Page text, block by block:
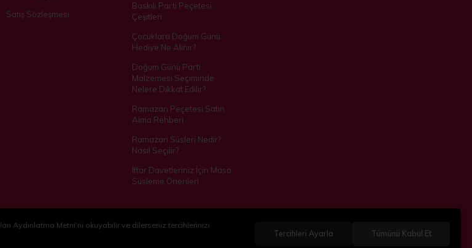
Satış Sözleşmesi
Baskılı Parti Peçetesi
Çeşitleri
Çocuklara Doğum Günü
Hediye Ne Alınır?
Doğum Günü Parti
Malzemesi Seçiminde
Nelere Dikkat Edilir?
Ramazan Peçetesi Satın
Alma Rehberi
Ramazan Süsleri Nedir?
Nasıl Seçilir?
İftar Davetleriniz İçin Masa
Süsleme Önerileri
Aydınlatma Metni’ni okuyabilir ve dilerseniz tercihlerinizi
Tercihleri Ayarla Tümünü Kabul Et